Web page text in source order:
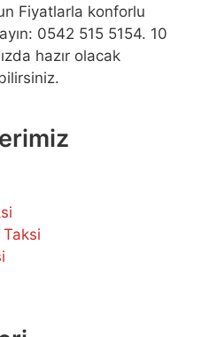
Fiyatlarla konforlu
0542 515 5154. 10
hazır olacak